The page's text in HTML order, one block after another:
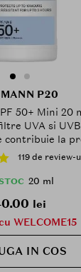
P20
50+ Mini 20
UVA si
contribuie la
soare, Outdoor
119 de review-
20 ml
lei
WELCOME15
IN COS